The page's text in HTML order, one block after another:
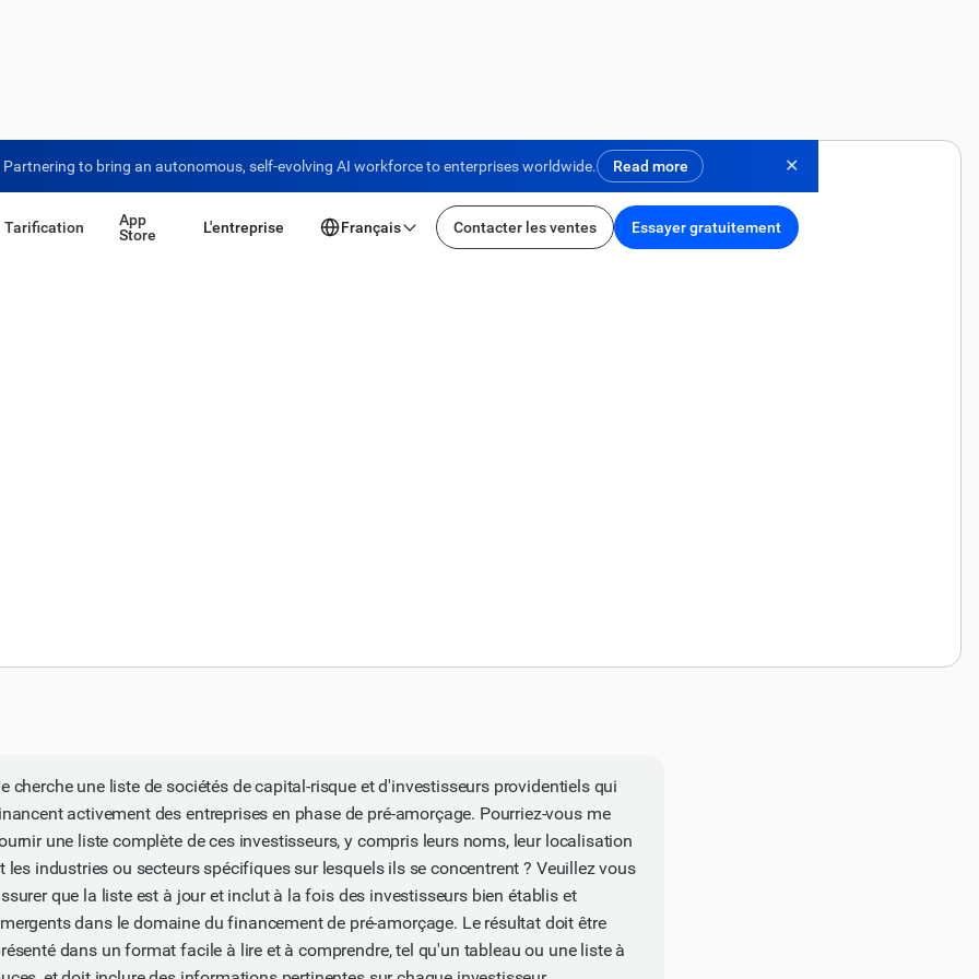
Partnering to bring an autonomous, self-evolving AI workforce to enterprises worldwide. Read more ✕
Tarification
App
Store
L'entreprise Français Contacter les ventes Essayer gratuitement
cherche une liste de sociétés de capital-risque et d'investisseurs providentiels qui
activement des entreprises en phase de pré-amorçage. Pourriez-vous me
une liste complète de ces investisseurs, y compris leurs noms, leur localisation
les industries ou secteurs spécifiques sur lesquels ils se concentrent ? Veuillez vous
que la liste est à jour et inclut à la fois des investisseurs bien établis et
dans le domaine du financement de pré-amorçage. Le résultat doit être
dans un format facile à lire et à comprendre, tel qu'un tableau ou une liste à